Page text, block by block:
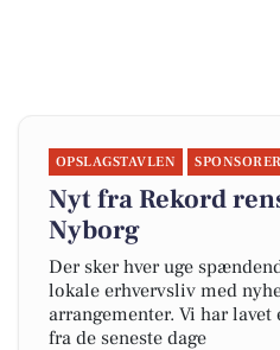
OPSLAGSTAVLEN
Nyt fra Rekord
Nyborg
Der sker hver uge
lokale erhvervsliv med
arrangementer. Vi har
fra de seneste dage